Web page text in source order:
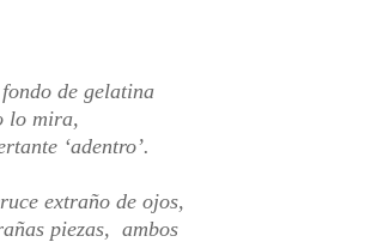
de gelatina
lo mira,
‘adentro’.
extraño de ojos,
piezas, ambos